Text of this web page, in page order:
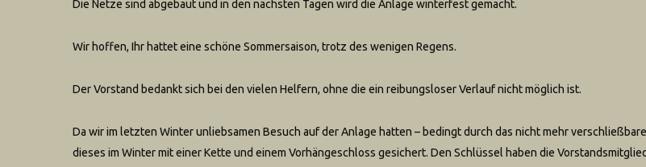
Die Netze sind abgebaut und in den nächsten Tagen wird die Anlage winterfest gemacht.
Wir hoffen, Ihr hattet eine schöne Sommersaison, trotz des wenigen Regens.
Der Vorstand bedankt sich bei den vielen Helfern, ohne die ein reibungsloser Verlauf nicht möglich ist.
Da wir im letzten Winter unliebsamen Besuch auf der Anlage hatten – bedingt durch das nicht mehr
dieses im Winter mit einer Kette und einem Vorhängeschloss gesichert. Den Schlüssel haben die